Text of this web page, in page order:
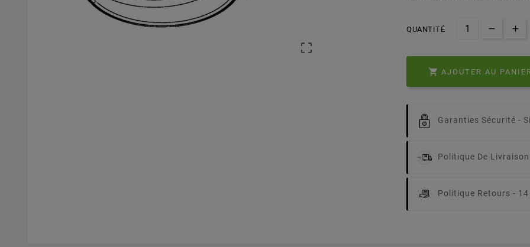

QUANTITÉ
 AJOUTER AU
Garanties Sécurité -
Politique De Livraison
Politique Retours -